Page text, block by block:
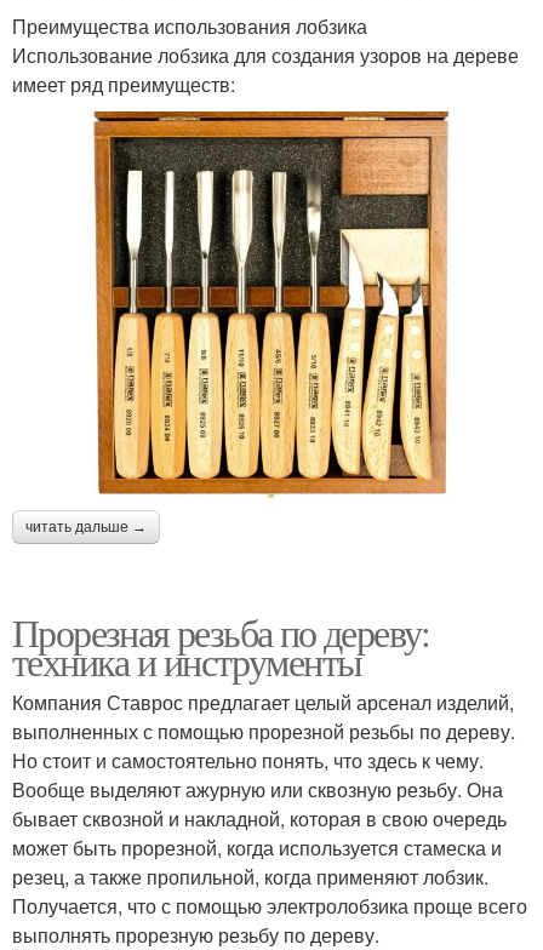
Преимущества использования лобзика
Использование лобзика для создания узоров на дереве
имеет ряд преимуществ:
читать дальше →
Прорезная резьба по дереву:
техника и инструменты
Компания Ставрос предлагает целый арсенал изделий,
выполненных с помощью прорезной резьбы по дереву.
Но стоит и самостоятельно понять, что здесь к чему.
Вообще выделяют ажурную или сквозную резьбу. Она
бывает сквозной и накладной, которая в свою очередь
может быть прорезной, когда используется стамеска и
резец, а также пропильной, когда применяют лобзик.
Получается, что с помощью электролобзика проще всего
выполнять прорезную резьбу по дереву.